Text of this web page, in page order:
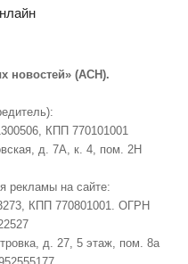
новостей» (АСН).
КПП 770101001
д. 7А, к. 4, пом. 2Н
рекламы на сайте:
КПП 770801001. ОГРН
д. 27, 5 этаж, пом. 8а